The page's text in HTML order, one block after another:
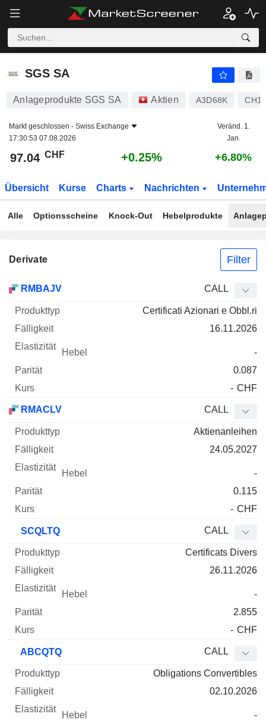
SGS SA
SGS SA
Anlageprodukte SGS SA Aktien A3D68K
Markt geschlossen - Swiss Exchange
17:30:53 07.08.2026
Veränd. 1.
Jan.
97.04 CHF +0.25% +6.80%
Übersicht Kurse Charts Nachrichten
Alle Optionsscheine Knock-Out Hebelprodukte
Derivate Filter
WKN Typ Produkttyp Hebel Parität
RMBAJV CALL
Certificati Azionari e Obbl.ri
16.11.2026
-
0.087
- CHF
RMACLV CALL
Aktienanleihen
24.05.2027
-
0.115
- CHF
SCQLTQ CALL
Certificats Divers
26.11.2026
-
2.855
- CHF
ABCQTQ CALL
Obligations Convertibles
02.10.2026
-